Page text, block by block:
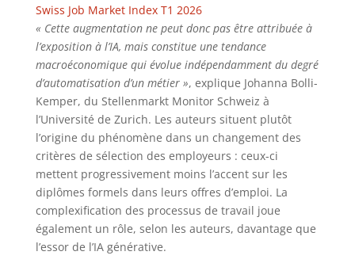
Swiss Job Market Index T1 2026
« Cette augmentation ne peut donc pas être attribuée à
l’exposition à l’IA, mais constitue une tendance
macroéconomique qui évolue indépendamment du degré
d’automatisation d’un métier », explique Johanna Bolli-
Kemper, du Stellenmarkt Monitor Schweiz à
l’Université de Zurich. Les auteurs situent plutôt
l’origine du phénomène dans un changement des
critères de sélection des employeurs : ceux-ci
mettent progressivement moins l’accent sur les
diplômes formels dans leurs offres d’emploi. La
complexification des processus de travail joue
également un rôle, selon les auteurs, davantage que
l’essor de l’IA générative.